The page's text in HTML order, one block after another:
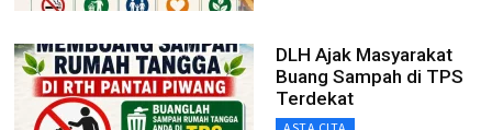
DLH Ajak Masyarakat
Buang Sampah di TPS
Terdekat